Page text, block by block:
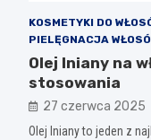
KOSMETYKI DO
PIELĘGNACJA
Olej lniany na
stosowania
27 czerwca 2025
Olej lniany to jeden z